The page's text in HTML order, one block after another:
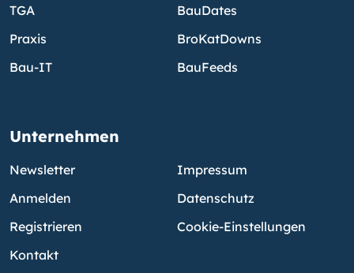
TGA
Praxis
Bau-IT
BauDates
BroKatDowns
BauFeeds
Unternehmen
Newsletter
Anmelden
Registrieren
Kontakt
Impressum
Datenschutz
Cookie-Einstellungen